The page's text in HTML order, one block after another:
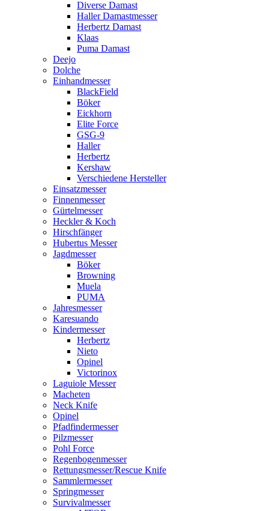
Diverse Damast
Haller Damastmesser
Herbertz Damast
Klaas
Puma Damast
Deejo
Dolche
Einhandmesser
BlackField
Böker
Eickhorn
Elite Force
GSG-9
Haller
Herbertz
Kershaw
Verschiedene Hersteller
Einsatzmesser
Finnenmesser
Gürtelmesser
Heckler & Koch
Hirschfänger
Hubertus Messer
Jagdmesser
Böker
Browning
Muela
PUMA
Jahresmesser
Karesuando
Kindermesser
Herbertz
Nieto
Opinel
Victorinox
Laguiole Messer
Macheten
Neck Knife
Opinel
Pfadfindermesser
Pilzmesser
Pohl Force
Regenbogenmesser
Rettungsmesser/Rescue Knife
Sammlermesser
Springmesser
Survivalmesser